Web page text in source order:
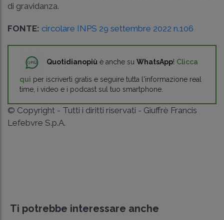
di gravidanza.
FONTE: circolare INPS 29 settembre 2022 n.106
Quotidianopiù è anche su WhatsApp! Clicca
qui per iscriverti gratis e seguire tutta l'informazione real
time, i video e i podcast sul tuo smartphone.
© Copyright - Tutti i diritti riservati - Giuffrè Francis
Lefebvre S.p.A.
Ti potrebbe interessare anche